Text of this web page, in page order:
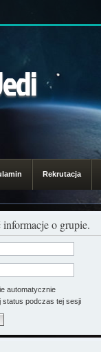
Rekrutacja
o grupie.
automatycznie
status podczas tej sesji